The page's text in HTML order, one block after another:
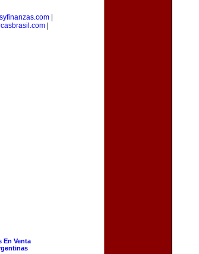
En Venta